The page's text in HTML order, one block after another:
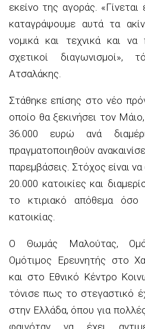
εκείνο της αγοράς.
καταγράψουμε αυτά τα
νομικά και τεχνικά και
σχετικοί
Ατσαλάκης.
Στάθηκε επίσης στο νέο
οποίο θα ξεκινήσει τον
36.000 ευρώ ανά
πραγματοποιηθούν
παρεμβάσεις. Στόχος είναι
20.000 κατοικίες και
το κτιριακό απόθεμα
κατοικίας.
Ο Θωμάς Μαλούτας,
Ομότιμος Ερευνητής στο
και στο Εθνικό Κέντρο
τόνισε πως το στεγαστικό
στην Ελλάδα, όπου για
φαινόταν να έχει